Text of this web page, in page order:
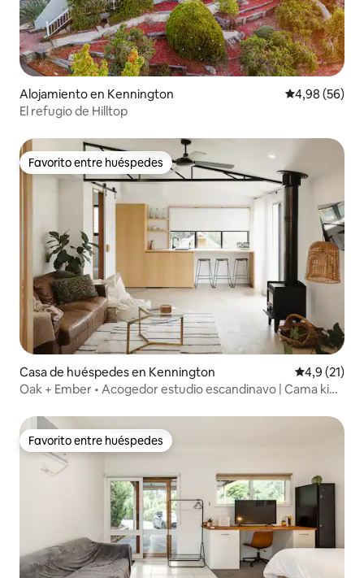
Alojamiento en Kennington Calificación
4,98 (56)
El refugio de Hilltop
Favorito entre huéspedes
Favorito entre huéspedes
Casa de huéspedes en Kennington Calificación
4,9 (21)
Oak + Ember • Acogedor estudio escandinavo | Cama king
Favorito entre huéspedes
Favorito entre huéspedes